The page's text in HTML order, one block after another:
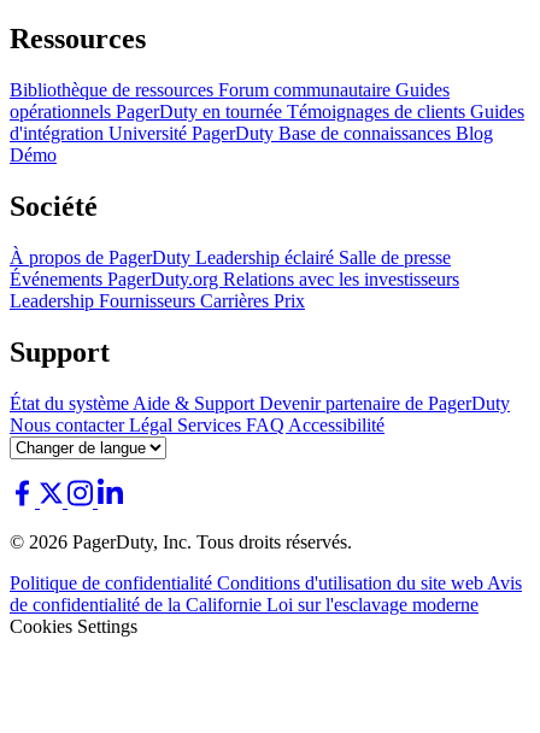
Ressources
Bibliothèque de ressources Forum communautaire Guides
opérationnels PagerDuty en tournée Témoignages de clients Guides
d'intégration Université PagerDuty Base de connaissances Blog
Démo
Société
À propos de PagerDuty Leadership éclairé Salle de presse
Événements PagerDuty.org Relations avec les investisseurs
Leadership Fournisseurs Carrières Prix
Support
État du système Aide & Support Devenir partenaire de PagerDuty
Nous contacterLégal Services FAQ Accessibilité
© 2026 PagerDuty, Inc. Tous droits réservés.
Politique de confidentialité Conditions d'utilisation du site web Avis
de confidentialité de la Californie Loi sur l'esclavage moderne
Cookies Settings